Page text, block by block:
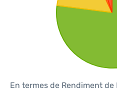
En termes de Rendiment